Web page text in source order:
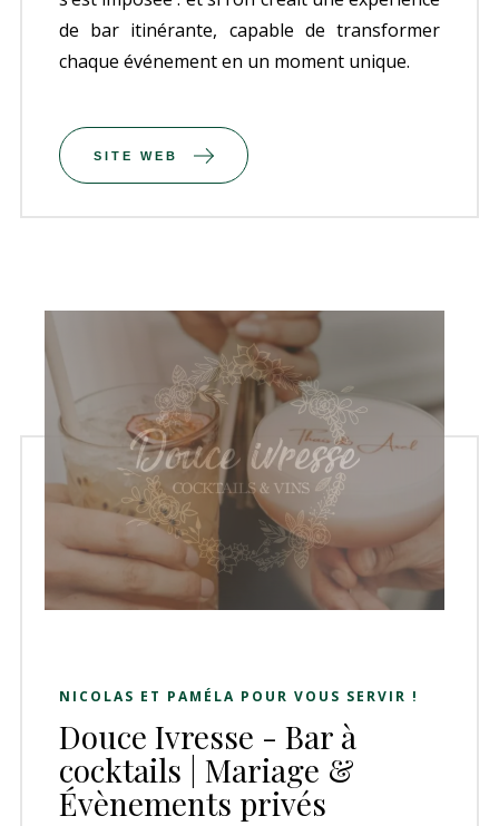
de bar itinérante, capable de transformer
chaque événement en un moment unique.
SITE WEB
NICOLAS ET PAMÉLA POUR VOUS SERVIR !
Douce Ivresse - Bar à
cocktails | Mariage &
Évènements privés